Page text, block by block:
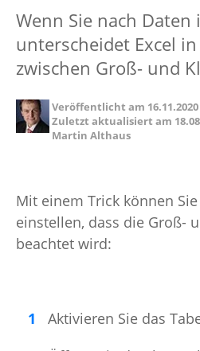
Wenn Sie nach Daten
unterscheidet Excel
zwischen Groß- und
Veröffentlicht am 16.11.2020
Zuletzt aktualisiert am
Martin Althaus
Mit einem Trick können
einstellen, dass die Groß-
beachtet wird:
Aktivieren Sie das